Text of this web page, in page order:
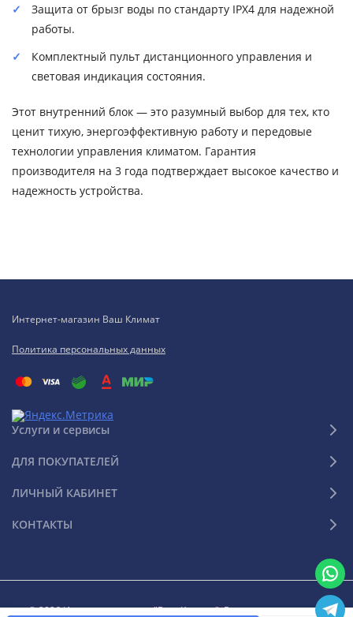
Защита от брызг воды по стандарту IPX4 для надежной
работы.
Комплектный пульт дистанционного управления и
световая индикация состояния.
Этот внутренний блок — это разумный выбор для тех, кто
ценит тихую, энергоэффективную работу и передовые
технологии управления климатом. Гарантия
производителя на 3 года подтверждает высокое качество и
надежность устройства.
Интернет-магазин Ваш Климат
Политика персональных данных
Услуги и сервисы
ДЛЯ ПОКУПАТЕЛЕЙ
ЛИЧНЫЙ КАБИНЕТ
КОНТАКТЫ
© 2026 Интернет-магазин "Ваш Климат". Все права защищены